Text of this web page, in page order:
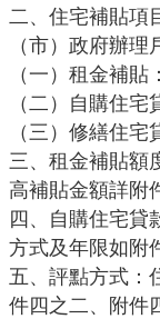
務
資
訊
便
民
服
務
政
府
資
二、住宅補貼項
（市）政府辦理
（一）租金補貼：
（二）自購住宅
（三）修繕住宅
三、租金補貼額
高補貼金額詳附
四、自購住宅貸
方式及年限如附
五、評點方式：
件四之二、附件